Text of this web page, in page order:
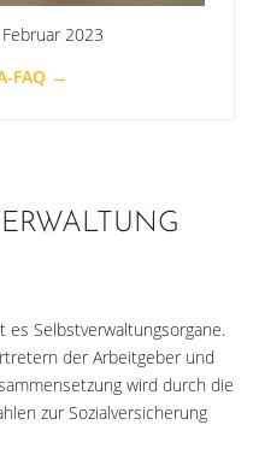
2023
FAQ →
es Selbstverwaltungsorgane.
der Arbeitgeber und
wird durch die
zur Sozialversicherung